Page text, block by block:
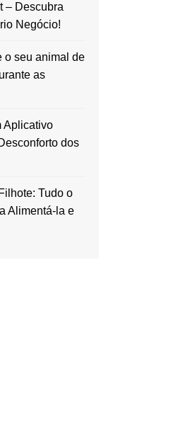
– Descubra
Negócio!
o seu animal de
as
Aplicativo
dos
Tudo o
Alimentá-la e